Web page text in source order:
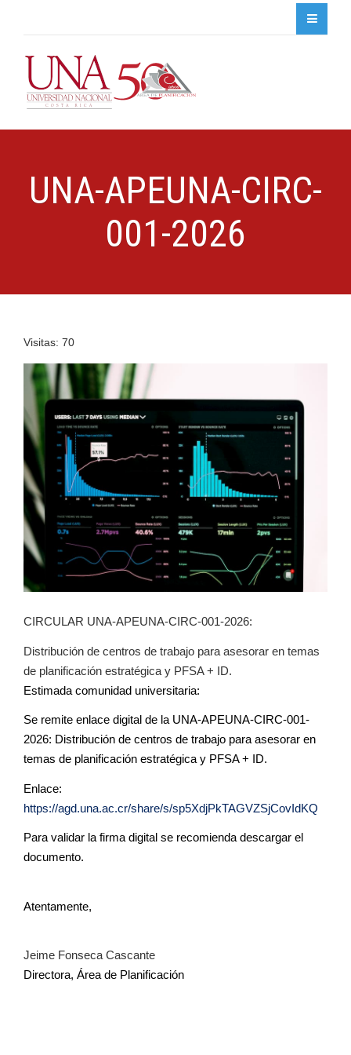
UNA-APEUNA-CIRC-
001-2026
Visitas: 70
CIRCULAR UNA-APEUNA-CIRC-001-2026:
Distribución de centros de trabajo para asesorar en temas
de planificación estratégica y PFSA + ID.
Estimada comunidad universitaria:
Se remite enlace digital de la UNA-APEUNA-CIRC-001-
2026: Distribución de centros de trabajo para asesorar en
temas de planificación estratégica y PFSA + ID.
Enlace:
https://agd.una.ac.cr/share/s/sp5XdjPkTAGVZSjCovIdKQ
Para validar la firma digital se recomienda descargar el
documento.
Atentamente,
Jeime Fonseca Cascante
Directora, Área de Planificación